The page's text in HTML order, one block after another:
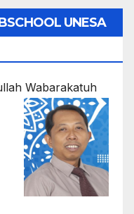
UNESA
Wabarakatuh